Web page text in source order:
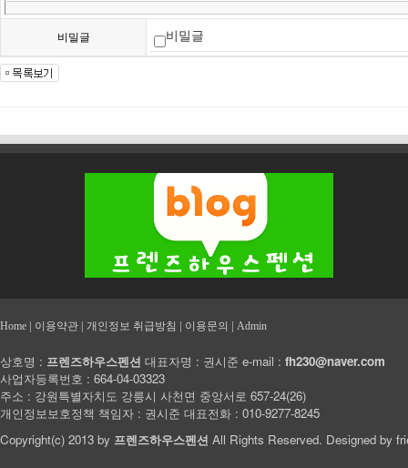
비밀글 비밀글
Home | 이용약관 | 개인정보 취급방침 | 이용문의 | Admin
상호명 : 프렌즈하우스펜션 대표자명 : 권시준 e-mail : fh230@naver.com
사업자등록번호 : 664-04-03323
주소 : 강원특별자치도 강릉시 사천면 중앙서로 657-24(26)
개인정보보호정책 책임자 : 권시준 대표전화 : 010-9277-8245
Copyright(c) 2013 by 프렌즈하우스펜션 All Rights Reserved. Designed by